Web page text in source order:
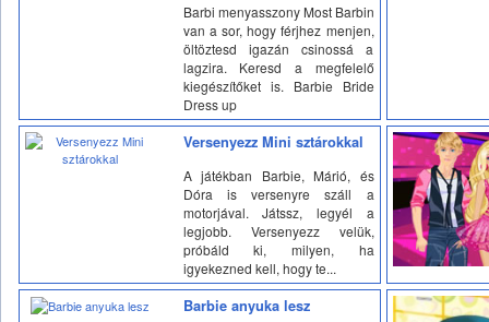
Barbi menyasszony Most Barbin
van a sor, hogy férjhez menjen,
öltöztesd igazán csinossá a
lagzira. Keresd a megfelelő
kiegészítőket is. Barbie Bride
Dress up
Versenyezz Mini sztárokkal
A játékban Barbie, Márió, és
Dóra is versenyre száll a
motorjával. Játssz, legyél a
legjobb. Versenyezz velük,
próbáld ki, milyen, ha
igyekezned kell, hogy te...
Barbie anyuka lesz